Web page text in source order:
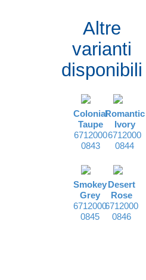
Altre
varianti
disponibili
Colonial
Taupe
6712000
0843
Romantic
Ivory
6712000
0844
Smokey
Grey
6712000
0845
Desert
Rose
6712000
0846